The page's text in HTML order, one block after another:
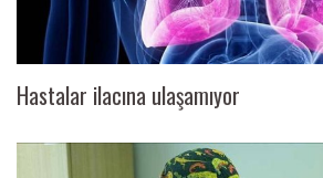
Hastalar ilacına ulaşamıyor